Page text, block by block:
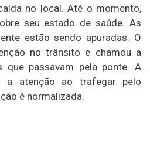
no local. Até o momento,
seu estado de saúde. As
estão sendo apuradas. O
no trânsito e chamou a
que passavam pela ponte. A
a atenção ao trafegar pelo
é normalizada.